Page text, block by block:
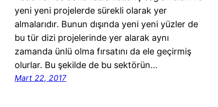
yeni yeni projelerde sürekli olarak yer
almalarıdır. Bunun dışında yeni yeni yüzler de
bu tür dizi projelerinde yer alarak aynı
zamanda ünlü olma fırsatını da ele geçirmiş
olurlar. Bu şekilde de bu sektörün…
Mart 22, 2017